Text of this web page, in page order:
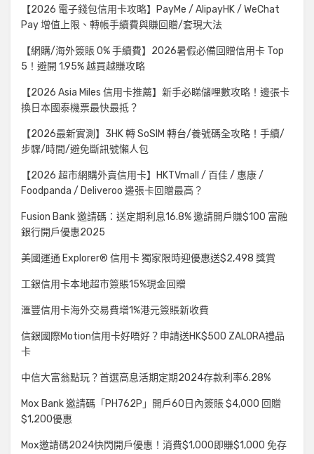
【2026 電子錢包信用卡攻略】PayMe / AlipayHK / WeChat
Pay 增值上限、轉帳手續費與賺回贈/套現大法
【網購/海外簽賬 0% 手續費】2026暑假必備回贈信用卡 Top
5！避開 1.95% 越買越賺攻略
【2026 Asia Miles 信用卡推薦】新手必睇儲哩數攻略！邊張卡
換日本國泰機票最快最抵？
【2026最新實測】3HK 轉 SoSIM 轉台/養號碼全攻略！手續/
步驟/時間/避免斷訊號懶人包
【2026 超市網購外賣信用卡】HKTVmall / 百佳 / 惠康 /
Foodpanda / Deliveroo 邊張卡回贈最高？
Fusion Bank 邀請碼：送定期利息16.8% 邀請開戶賺$100 富融
銀行開戶優惠2025
美國運通 Explorer® 信用卡 獨家限時迎優惠送$2,498 獎賞
工銀信用卡本地超市簽賬15%現金回贈
滙豐信用卡海外交易費增1%港元簽賬新收費
信銀國際Motion信用卡好唔好？申請送HK$500 ZALORA禮品
卡
中信大富翁點玩？首選高息活期定期2024存款利率6.28%
Mox Bank 邀請碼「PH762P」開戶60日內簽賬 $4,000 回贈
$1,200優惠
Mox邀請碼2024快閃開戶優惠！消費$1,000即賺$1,000 免存